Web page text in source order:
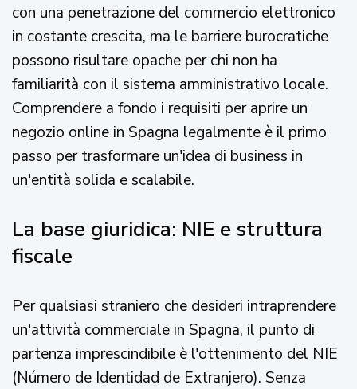
con una penetrazione del commercio elettronico
in costante crescita, ma le barriere burocratiche
possono risultare opache per chi non ha
familiarità con il sistema amministrativo locale.
Comprendere a fondo i requisiti per aprire un
negozio online in Spagna legalmente è il primo
passo per trasformare un'idea di business in
un'entità solida e scalabile.
La base giuridica: NIE e struttura
fiscale
Per qualsiasi straniero che desideri intraprendere
un'attività commerciale in Spagna, il punto di
partenza imprescindibile è l'ottenimento del NIE
(Número de Identidad de Extranjero). Senza